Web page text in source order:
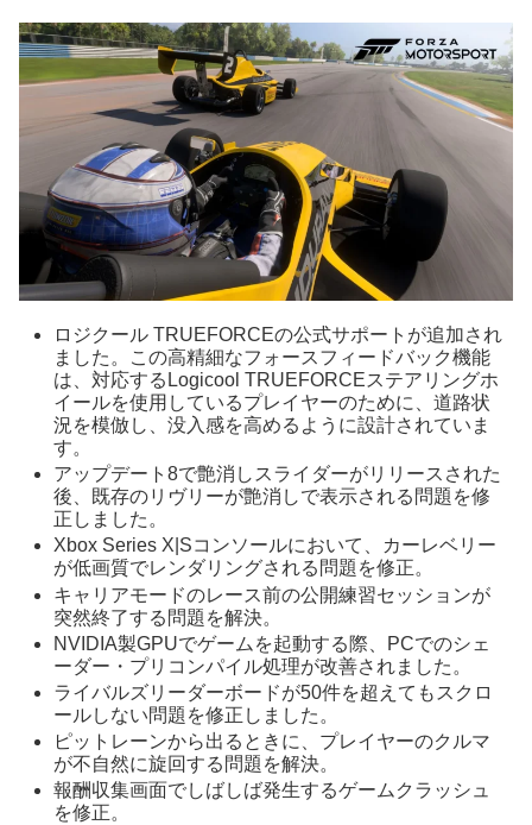
ロジクール TRUEFORCEの公式サポートが追加され
ました。この高精細なフォースフィードバック機能
は、対応するLogicool TRUEFORCEステアリングホ
イールを使用しているプレイヤーのために、道路状
況を模倣し、没入感を高めるように設計されていま
す。
アップデート8で艶消しスライダーがリリースされた
後、既存のリヴリーが艶消しで表示される問題を修
正しました。
Xbox Series X|Sコンソールにおいて、カーレベリー
が低画質でレンダリングされる問題を修正。
キャリアモードのレース前の公開練習セッションが
突然終了する問題を解決。
NVIDIA製GPUでゲームを起動する際、PCでのシェ
ーダー・プリコンパイル処理が改善されました。
ライバルズリーダーボードが50件を超えてもスクロ
ールしない問題を修正しました。
ピットレーンから出るときに、プレイヤーのクルマ
が不自然に旋回する問題を解決。
報酬収集画面でしばしば発生するゲームクラッシュ
を修正。